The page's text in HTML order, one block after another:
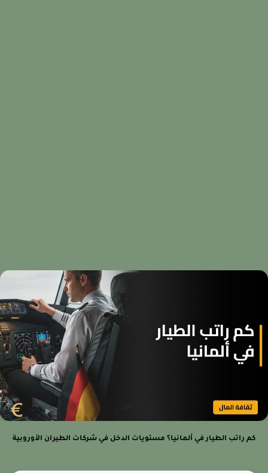
كم راتب الطيار في ألمانيا؟ مستويات الدخل في شركات الطيران الأوروبية